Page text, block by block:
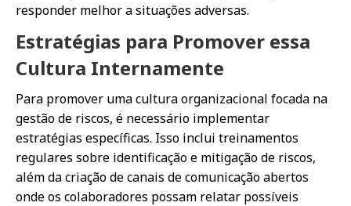
responder melhor a situações adversas.
Estratégias para Promover essa
Cultura Internamente
Para promover uma cultura organizacional focada na
gestão de riscos, é necessário implementar
estratégias específicas. Isso inclui treinamentos
regulares sobre identificação e mitigação de riscos,
além da criação de canais de comunicação abertos
onde os colaboradores possam relatar possíveis